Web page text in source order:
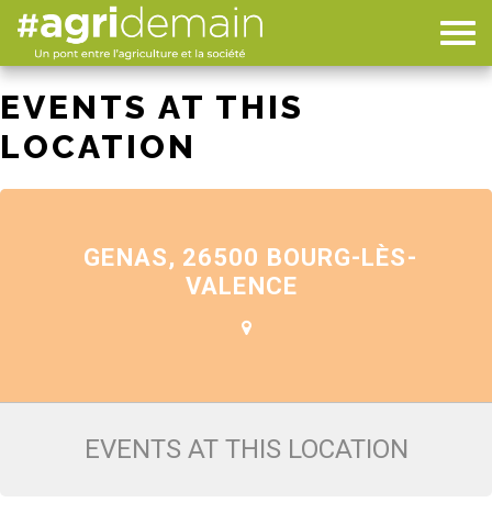
EVENTS AT THIS
LOCATION
GENAS, 26500 BOURG-LÈS-
VALENCE
EVENTS AT THIS LOCATION